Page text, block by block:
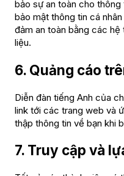
bảo sự an toàn cho thông
bảo mật thông tin cá
đảm an toàn bằng các
liệu.
6. Quảng cáo
Diễn đàn tiếng Anh của
link tới các trang web và
thập thông tin về bạn khi
7. Truy cập và